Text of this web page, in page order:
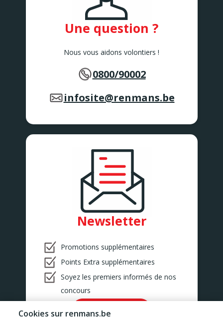
Une question ?
Nous vous aidons volontiers !
0800/90002
infosite@renmans.be
Newsletter
Promotions supplémentaires
Points Extra supplémentaires
Soyez les premiers informés de nos
concours
Cookies sur renmans.be